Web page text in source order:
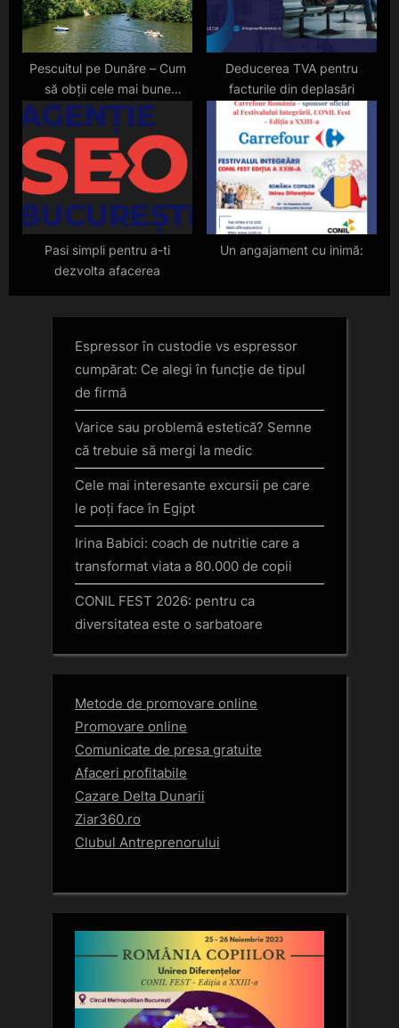
Pescuitul pe Dunăre – Cum
să obții cele mai bune
rezultate
Deducerea TVA pentru
facturile din deplasări
Pasi simpli pentru a-ti
dezvolta afacerea
Un angajament cu inimă:
Espressor în custodie vs espressor
cumpărat: Ce alegi în funcție de tipul
de firmă
Varice sau problemă estetică? Semne
că trebuie să mergi la medic
Cele mai interesante excursii pe care
le poți face în Egipt
Irina Babici: coach de nutritie care a
transformat viata a 80.000 de copii
CONIL FEST 2026: pentru ca
diversitatea este o sarbatoare
Metode de promovare online
Promovare online
Comunicate de presa gratuite
Afaceri profitabile
Cazare Delta Dunarii
Ziar360.ro
Clubul Antreprenorului